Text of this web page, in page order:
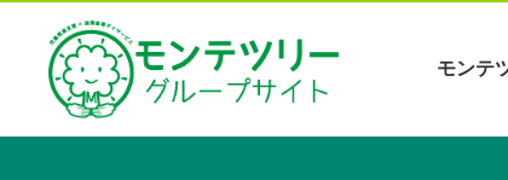
モンテ